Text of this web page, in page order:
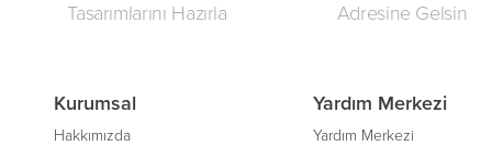
Tasarımlarını Hazırla Adresine Gelsin
Kurumsal
Hakkımızda
Yardım Merkezi
Yardım Merkezi